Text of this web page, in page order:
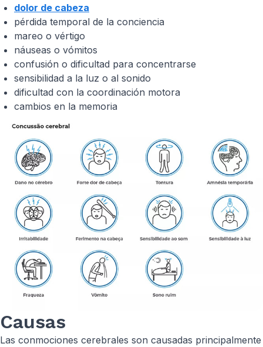
dolor de cabeza
pérdida temporal de la conciencia
mareo o vértigo
náuseas o vómitos
confusión o dificultad para concentrarse
sensibilidad a la luz o al sonido
dificultad con la coordinación motora
cambios en la memoria
Causas
Las conmociones cerebrales son causadas principalmente